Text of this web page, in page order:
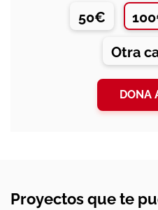
50€
Otra
DONA
Proyectos que te